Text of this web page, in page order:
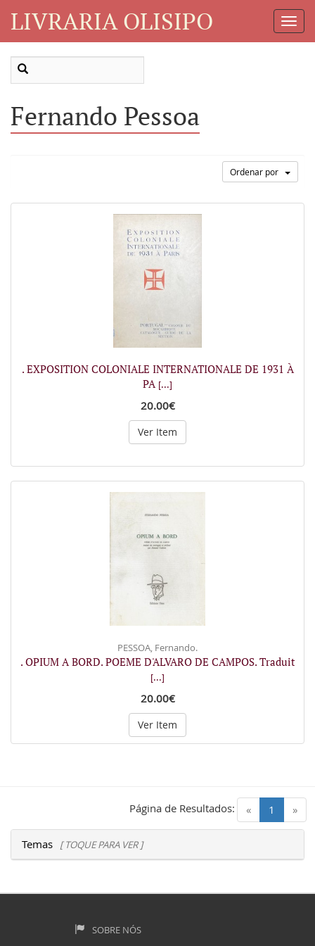
LIVRARIA OLISIPO
Fernando Pessoa
Ordenar por
. EXPOSITION COLONIALE INTERNATIONALE DE 1931 À
PA [...]
20.00€
Ver Item
PESSOA, Fernando.
. OPIUM A BORD. POEME D'ALVARO DE CAMPOS. Traduit
[...]
20.00€
Ver Item
« 1 (current)
»
Página de Resultados:
Temas [ TOQUE PARA VER ]
SOBRE NÓS